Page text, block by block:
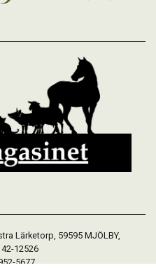
Lärketorp, 59595 MJÖLBY,
12526
5677